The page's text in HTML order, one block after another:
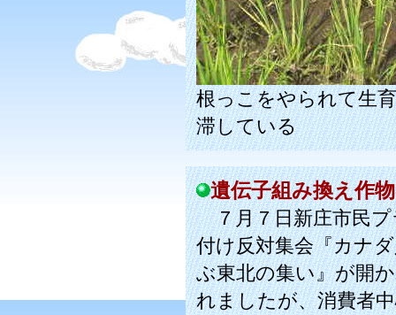
根っこをやられて生
滞している
遺伝子組み換え作
７月７日新庄市民プ
付け反対集会『カナ
ぶ東北の集い』が開
れましたが、消費者